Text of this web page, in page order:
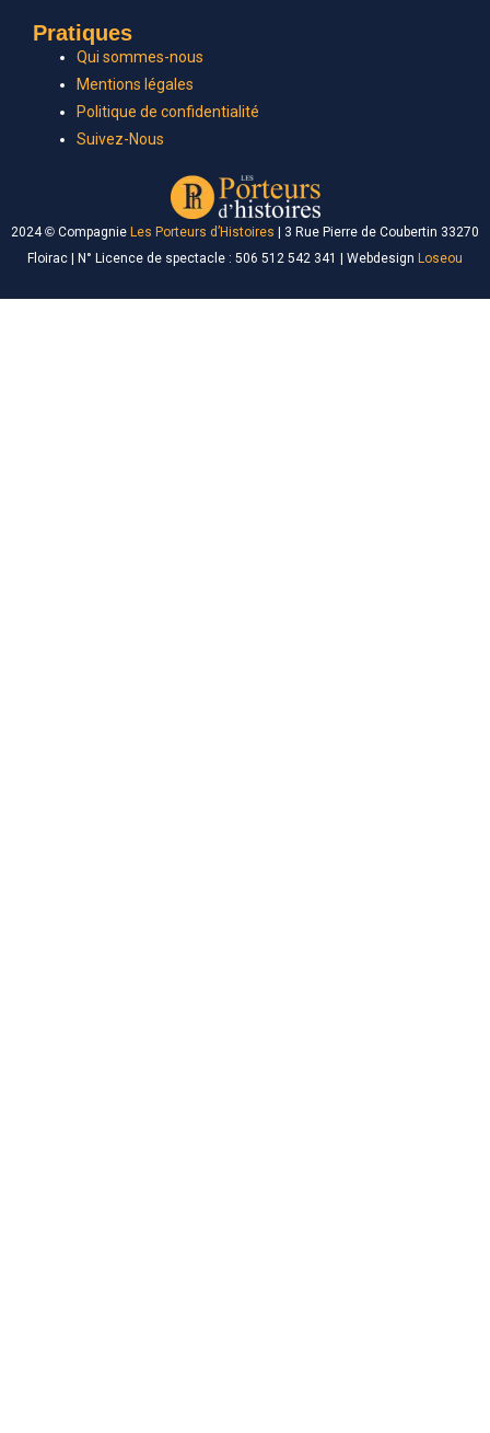
Pratiques
Qui sommes-nous
Mentions légales
Politique de confidentialité
Suivez-Nous
2024© Compagnie Les Porteurs d’Histoires
3 Rue Pierre de Coubertin 33270
Floirac | N° Licence de spectacle : 506 512 542 341 | Webdesign Loseou